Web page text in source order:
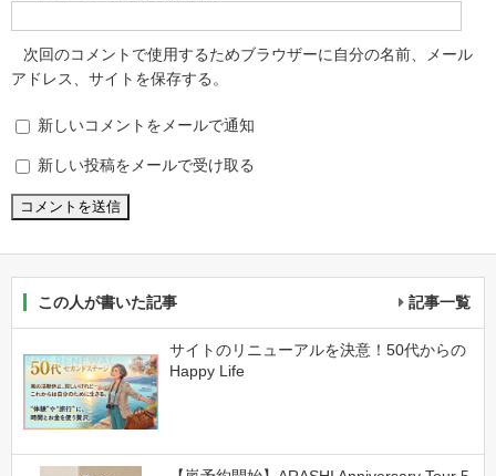
次回のコメントで使用するためブラウザーに自分の名前、メール
アドレス、サイトを保存する。
新しいコメントをメールで通知
新しい投稿をメールで受け取る
この人が書いた記事 記事一覧
サイトのリニューアルを決意！50代からの
Happy Life